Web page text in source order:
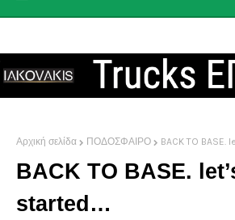
Αρχική σελίδα ΠΟΔΟΣΦΑΙΡΟ BACK TO BASE.
BACK TO BASE.
started…